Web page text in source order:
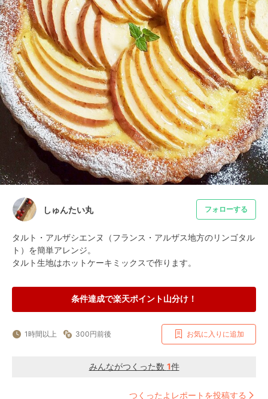
しゅんたい丸 フォローする
タルト・アルザシエンヌ（フランス・アルザス地方のリンゴタル
ト）を簡単アレンジ。
タルト生地はホットケーキミックスで作ります。
条件達成で楽天ポイント山分け！
1時間以上 300円前後 お気に入りに追加
みんながつくった数 1件
つくったよレポートを投稿する